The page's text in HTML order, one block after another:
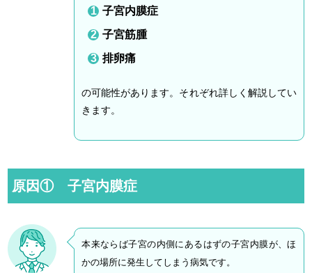
子宮内膜症
子宮筋腫
排卵痛
の可能性があります。それぞれ詳しく解説してい
きます。
原因① 子宮内膜症
本来ならば子宮の内側にあるはずの子宮内膜が、ほ
かの場所に発生してしまう病気です。